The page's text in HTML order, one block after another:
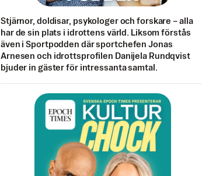
Stjärnor, doldisar, psykologer och forskare – alla
har de sin plats i idrottens värld. Liksom förstås
även i Sportpodden där sportchefen Jonas
Arnesen och idrottsprofilen Danijela Rundqvist
bjuder in gäster för intressanta samtal.